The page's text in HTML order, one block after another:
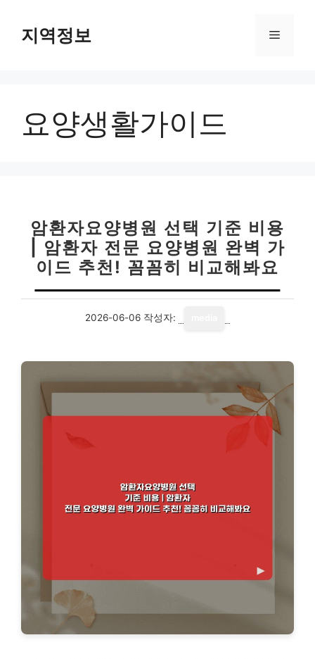
지역정보 메
요양생활가이드
암환자요양병원 선택 기준 비용
| 암환자 전문 요양병원 완벽 가
이드 추천! 꼼꼼히 비교해봐요
2026-06-06 작성자: